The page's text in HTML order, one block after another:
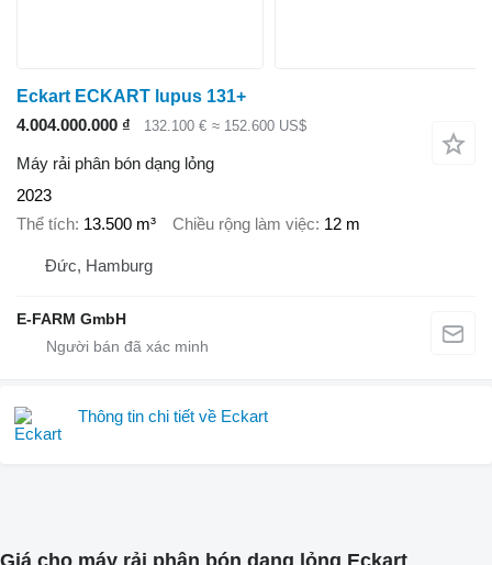
Eckart ECKART lupus 131+
4.004.000.000 ₫
132.100 € ≈ 152.600 US$
Máy rải phân bón dạng lỏng
2023
Thể tích 13.500 m³ Chiều rộng làm việc 12 m
Đức, Hamburg
E-FARM GmbH
Thông tin chi tiết về Eckart
Giá cho máy rải phân bón dạng lỏng Eckart